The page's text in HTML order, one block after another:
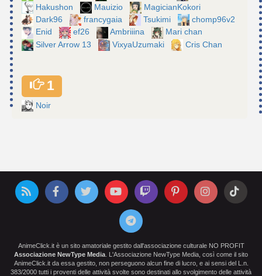
Hakushon
Mauizio
MagicianKokori
Dark96
francygaia Tsukimi
chomp96v2
Enid
ef26 Ambriiina
Mari chan
Silver Arrow 13
VixyaUzumaki Cris Chan
1
Noir
AnimeClick.it è un sito amatoriale gestito dall'associazione culturale NO PROFIT
Associazione NewType Media . L'Associazione NewType Media, così come il sito
AnimeClick.it da essa gestito, non perseguono alcun fine di lucro, e ai sensi del L.n.
383/2000 tutti i proventi delle attività svolte sono destinati allo svolgimento delle attività